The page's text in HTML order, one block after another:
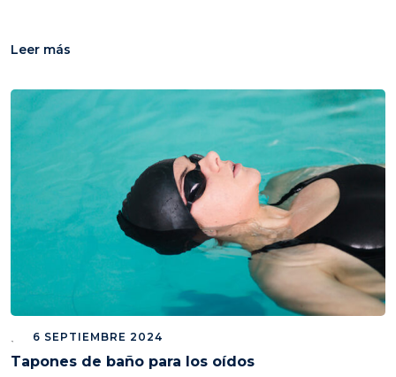
Leer más
6 SEPTIEMBRE 2024
Tapones de baño para los oídos